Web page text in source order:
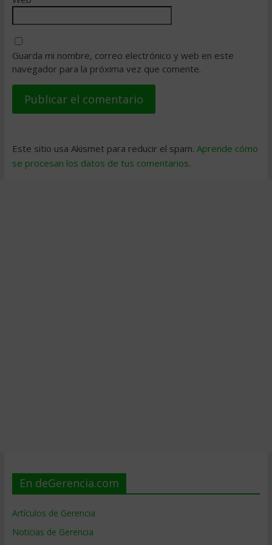
Guarda mi nombre, correo electrónico y web en este
navegador para la próxima vez que comente.
Este sitio usa Akismet para reducir el spam. Aprende cómo
se procesan los datos de tus comentarios.
En deGerencia.com
Artículos de Gerencia
Noticias de Gerencia